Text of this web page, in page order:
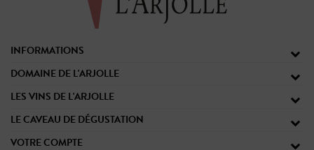
INFORMATIONS
DOMAINE DE L'ARJOLLE
LES VINS DE L'ARJOLLE
LE CAVEAU DE DÉGUSTATION
VOTRE COMPTE